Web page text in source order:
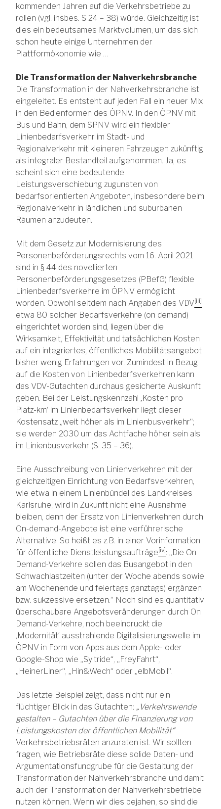
kommenden Jahren auf die Verkehrsbetriebe zu
rollen (vgl. insbes. S 24 – 38) würde. Gleichzeitig ist
dies ein bedeutsames Marktvolumen, um das sich
schon heute einige Unternehmen der
Plattformökonomie wie …
Die Transformation der Nahverkehrsbranche
Die Transformation in der Nahverkehrsbranche ist
eingeleitet. Es entsteht auf jeden Fall ein neuer Mix
in den Bedienformen des ÖPNV. In den ÖPNV mit
Bus und Bahn, dem SPNV wird ein flexibler
Linienbedarfsverkehr im Stadt- und
Regionalverkehr mit kleineren Fahrzeugen zukünftig
als integraler Bestandteil aufgenommen. Ja, es
scheint sich eine bedeutende
Leistungsverschiebung zugunsten von
bedarfsorientierten Angeboten, insbesondere beim
Regionalverkehr in ländlichen und suburbanen
Räumen anzudeuten.
Mit dem Gesetz zur Modernisierung des
Personenbeförderungsrechts vom 16. April 2021
sind in § 44 des novellierten
Personenbeförderungsgesetzes (PBefG) flexible
Linienbedarfsverkehre im ÖPNV ermöglicht
worden. Obwohl seitdem nach Angaben des VDV[iii]
etwa 80 solcher Bedarfsverkehre (on demand)
eingerichtet worden sind, liegen über die
Wirksamkeit, Effektivität und tatsächlichen Kosten
auf ein integriertes, öffentliches Mobilitätsangebot
bisher wenig Erfahrungen vor. Zumindest in Bezug
auf die Kosten von Linienbedarfsverkehren kann
das VDV-Gutachten durchaus gesicherte Auskunft
geben. Bei der Leistungskennzahl ‚Kosten pro
Platz-km‘ im Linienbedarfsverkehr liegt dieser
Kostensatz „weit höher als im Linienbusverkehr“;
sie werden 2030 um das Achtfache höher sein als
im Linienbusverkehr (S. 35 – 36).
Eine Ausschreibung von Linienverkehren mit der
gleichzeitigen Einrichtung von Bedarfsverkehren,
wie etwa in einem Linienbündel des Landkreises
Karlsruhe, wird in Zukunft nicht eine Ausnahme
bleiben, denn der Ersatz von Linienverkehren durch
On-demand-Angebote ist eine verführerische
Alternative. So heißt es z.B. in einer Vorinformation
für öffentliche Dienstleistungsaufträge [iv] : „Die On
Demand-Verkehre sollen das Busangebot in den
Schwachlastzeiten (unter der Woche abends sowie
am Wochenende und feiertags ganztags) ergänzen
bzw. sukzessive ersetzen.“ Noch sind es quantitativ
überschaubare Angebotsveränderungen durch On
Demand-Verkehre, noch beeindruckt die
‚Modernität‘ ausstrahlende Digitalisierungswelle im
ÖPNV in Form von Apps aus dem Apple- oder
Google-Shop wie „Syltride“, „FreyFahrt“,
„HeinerLiner“, „Hin&Wech“ oder „elbMobil“.
Das letzte Beispiel zeigt, dass nicht nur ein
flüchtiger Blick in das Gutachten: „Verkehrswende
gestalten – Gutachten über die Finanzierung von
Leistungskosten der öffentlichen Mobilität“
Verkehrsbetriebsräten anzuraten ist. Wir sollten
fragen, wie Betriebsräte diese solide Daten- und
Argumentationsfundgrube für die Gestaltung der
Transformation der Nahverkehrsbranche und damit
auch der Transformation der Nahverkehrsbetriebe
nutzen können. Wenn wir dies bejahen, so sind die